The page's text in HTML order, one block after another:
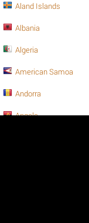
Aland Islands
Albania
Algeria
American Samoa
Andorra
Angola